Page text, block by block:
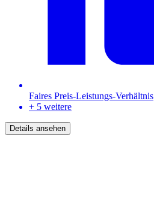
Faires Preis-Leistungs-Verhältnis
+ 5 weitere
Details ansehen